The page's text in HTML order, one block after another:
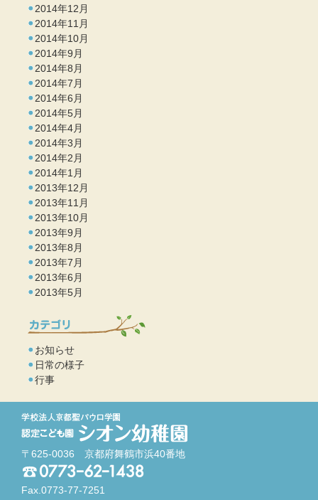
2014年12月
2014年11月
2014年10月
2014年9月
2014年8月
2014年7月
2014年6月
2014年5月
2014年4月
2014年3月
2014年2月
2014年1月
2013年12月
2013年11月
2013年10月
2013年9月
2013年8月
2013年7月
2013年6月
2013年5月
お知らせ
日常の様子
行事
〒625-0036 京都府舞鶴市浜40番地
Fax.0773-77-7251